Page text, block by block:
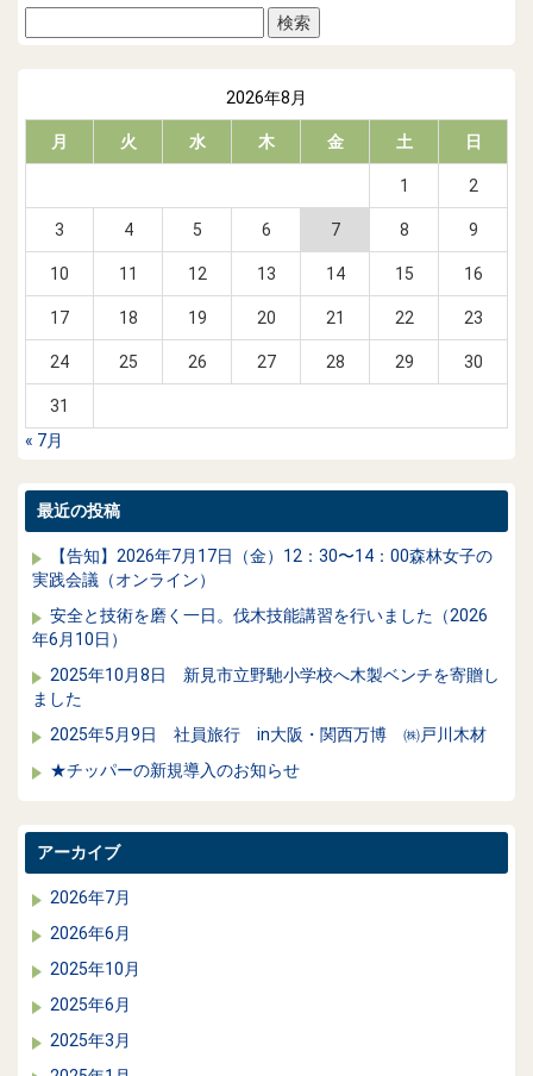
2026年8月
月 火 水 木 金 土 日
1 2
3 4 5 6 7 8 9
10 11 12 13 14 15 16
17 18 19 20 21 22 23
24 25 26 27 28 29 30
31
« 7月
最近の投稿
【告知】2026年7月17日（金）12：30〜14：00森林女子の
実践会議（オンライン）
安全と技術を磨く一日。伐木技能講習を行いました（2026
年6月10日）
2025年10月8日 新見市立野馳小学校へ木製ベンチを寄贈し
ました
2025年5月9日 社員旅行 in大阪・関西万博 ㈱戸川木材
★チッパーの新規導入のお知らせ
アーカイブ
2026年7月
2026年6月
2025年10月
2025年6月
2025年3月